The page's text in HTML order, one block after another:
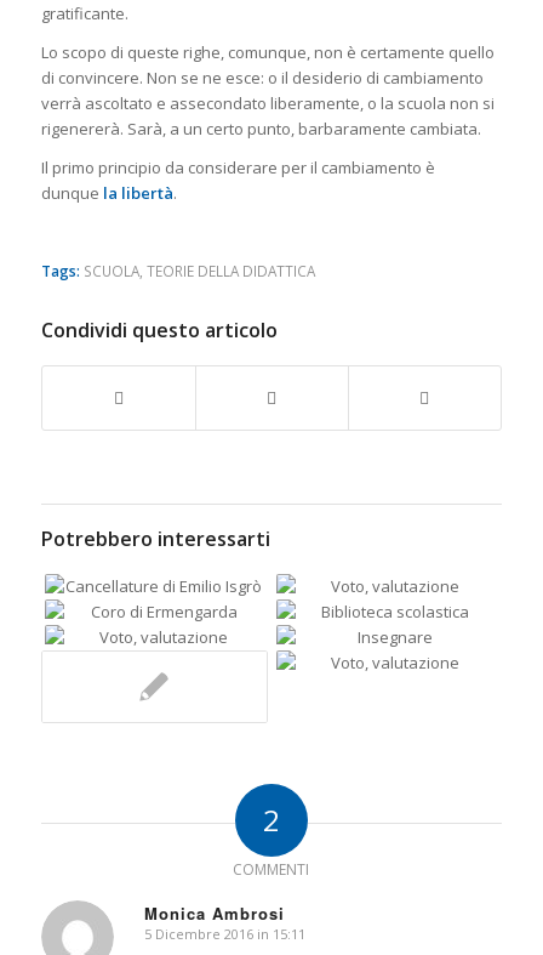
gratificante.
Lo scopo di queste righe, comunque, non è certamente quello
di convincere. Non se ne esce: o il desiderio di cambiamento
verrà ascoltato e assecondato liberamente, o la scuola non si
rigenererà. Sarà, a un certo punto, barbaramente cambiata.
Il primo principio da considerare per il cambiamento è
dunque la libertà.
Tags: SCUOLA, TEORIE DELLA DIDATTICA
Condividi questo articolo
Potrebbero interessarti
2
COMMENTI
Monica Ambrosi
dice:
5 Dicembre 2016 in 15:11